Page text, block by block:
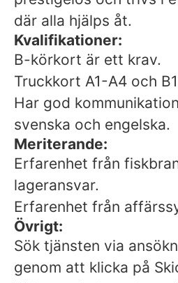
där alla hjälps åt.
Kvalifikationer:
B-körkort är ett krav.
Truckkort A1-A4 och
Har god
svenska och engelska.
Meriterande:
Erfarenhet från
lageransvar.
Erfarenhet från
Övrigt:
Sök tjänsten via
genom att klicka på